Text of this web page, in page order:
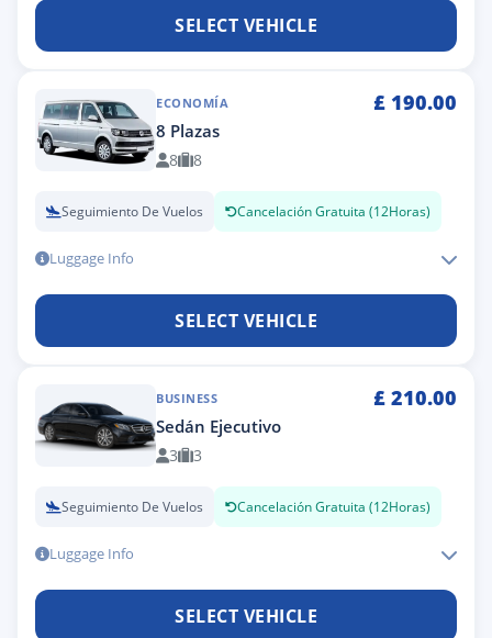
SELECT VEHICLE
ECONOMÍA £ 190.00
8 Plazas
8 8
Seguimiento De Vuelos Cancelación Gratuita (12Horas)
Luggage Info
SELECT VEHICLE
BUSINESS £ 210.00
Sedán Ejecutivo
3 3
Seguimiento De Vuelos Cancelación Gratuita (12Horas)
Luggage Info
SELECT VEHICLE